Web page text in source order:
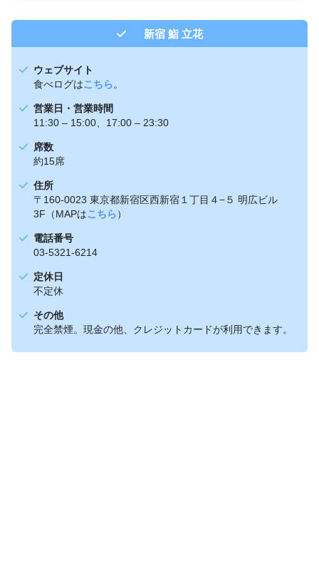
新宿 鮨 立花
ウェブサイト
食べログはこちら。
営業日・営業時間
11:30 – 15:00、17:00 – 23:30
席数
約15席
住所
〒160-0023 東京都新宿区西新宿１丁目４−５ 明広ビル
3F（MAPはこちら）
電話番号
03-5321-6214
定休日
不定休
その他
完全禁煙。現金の他、クレジットカードが利用できます。